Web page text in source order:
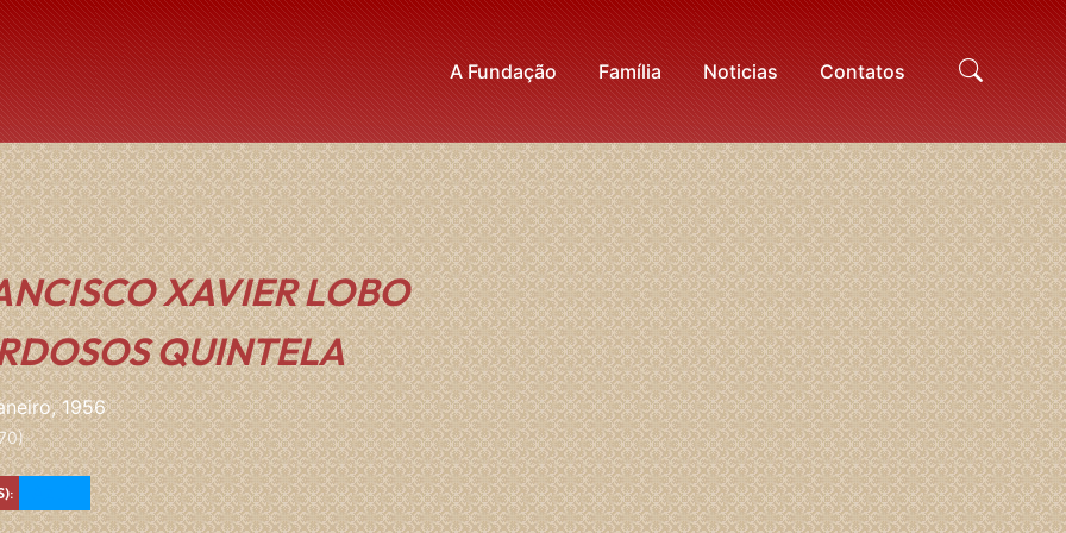
A Fundação Família Noticias Contatos
XAVIER LOBO
QUINTELA
1956